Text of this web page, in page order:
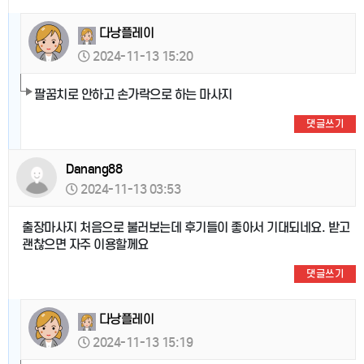
다낭플레이
2024-11-13 15:20
팔꿈치로 안하고 손가락으로 하는 마사지
댓글쓰기
Danang88
2024-11-13 03:53
출장마사지 처음으로 불러보는데 후기들이 좋아서 기대되네요. 받고
괜찮으면 자주 이용할께요
댓글쓰기
다낭플레이
2024-11-13 15:19